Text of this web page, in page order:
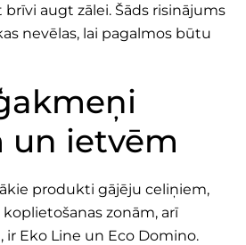
brīvi augt zālei. Šāds risinājums
nevēlas, lai pagalmos būtu
un ietvēm
produkti gājēju celiņiem,
zonām, arī
ir Eko Line un Eco Domino.